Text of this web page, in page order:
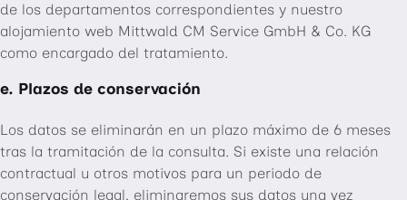
de los departamentos correspondientes y nuestro
alojamiento web Mittwald CM Service GmbH & Co. KG
como encargado del tratamiento.
e. Plazos de conservación
Los datos se eliminarán en un plazo máximo de 6 meses
tras la tramitación de la consulta. Si existe una relación
contractual u otros motivos para un periodo de
conservación legal, eliminaremos sus datos una vez